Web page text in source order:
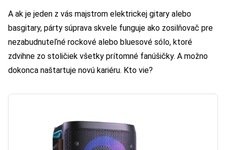
A ak je jeden z vás majstrom elektrickej gitary alebo
basgitary, párty súprava skvele funguje ako zosilňovač pre
nezabudnuteľné rockové alebo bluesové sólo, ktoré
zdvihne zo stoličiek všetky prítomné fanúšičky. A možno
dokonca naštartuje novú kariéru. Kto vie?